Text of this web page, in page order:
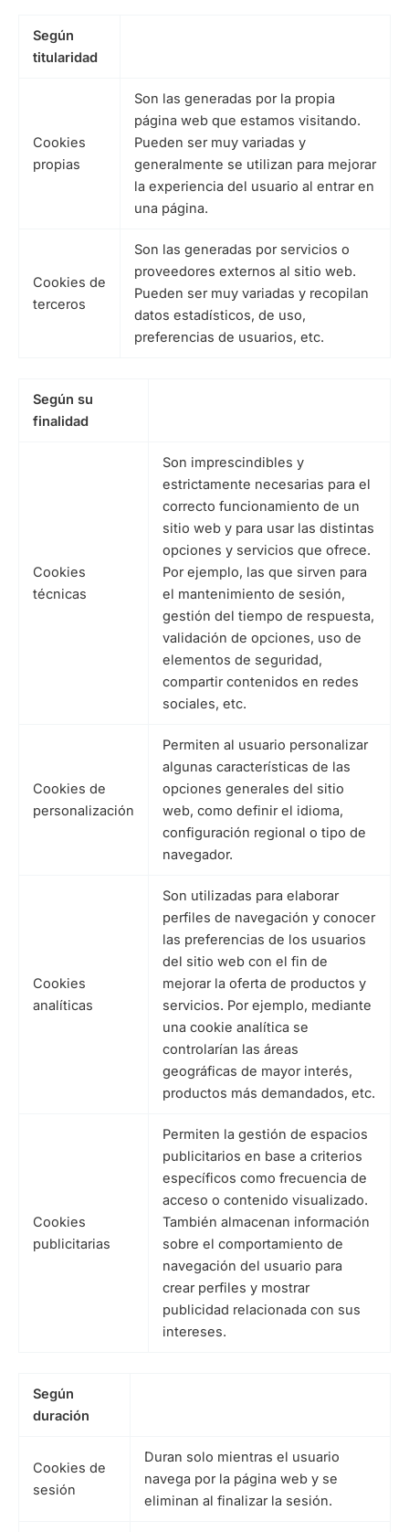
Según
titularidad
Cookies
propias
Son las generadas por la propia
página web que estamos visitando.
Pueden ser muy variadas y
generalmente se utilizan para mejorar
la experiencia del usuario al entrar en
una página.
Cookies de
terceros
Son las generadas por servicios o
proveedores externos al sitio web.
Pueden ser muy variadas y recopilan
datos estadísticos, de uso,
preferencias de usuarios, etc.
Según su
finalidad
Cookies
técnicas
Son imprescindibles y
estrictamente necesarias para el
correcto funcionamiento de un
sitio web y para usar las distintas
opciones y servicios que ofrece.
Por ejemplo, las que sirven para
el mantenimiento de sesión,
gestión del tiempo de respuesta,
validación de opciones, uso de
elementos de seguridad,
compartir contenidos en redes
sociales, etc.
Cookies de
personalización
Permiten al usuario personalizar
algunas características de las
opciones generales del sitio
web, como definir el idioma,
configuración regional o tipo de
navegador.
Cookies
analíticas
Son utilizadas para elaborar
perfiles de navegación y conocer
las preferencias de los usuarios
del sitio web con el fin de
mejorar la oferta de productos y
servicios. Por ejemplo, mediante
una cookie analítica se
controlarían las áreas
geográficas de mayor interés,
productos más demandados, etc.
Cookies
publicitarias
Permiten la gestión de espacios
publicitarios en base a criterios
específicos como frecuencia de
acceso o contenido visualizado.
También almacenan información
sobre el comportamiento de
navegación del usuario para
crear perfiles y mostrar
publicidad relacionada con sus
intereses.
Según
duración
Cookies de
sesión
Duran solo mientras el usuario
navega por la página web y se
eliminan al finalizar la sesión.